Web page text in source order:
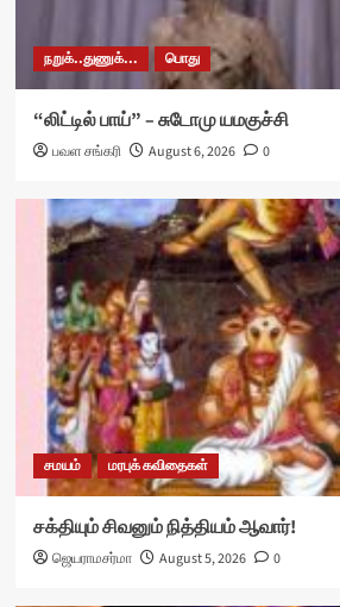
நறுக்..துணுக்... பொது
“லிட்டில் பாய்” – சுடோமு யமகுச்சி
பவள சங்கரி August 6, 2026 0
சமயம் மரபுக் கவிதைகள்
சக்தியும் சிவனும் நித்தியம் ஆவார்!
ஜெயராமசர்மா August 5, 2026 0